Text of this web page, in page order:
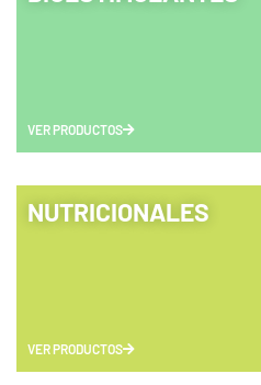
VER PRODUCTOS
NUTRICIONALES
VER PRODUCTOS